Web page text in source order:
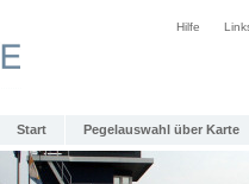
Hilfe
Start Pegelauswahl über Karte